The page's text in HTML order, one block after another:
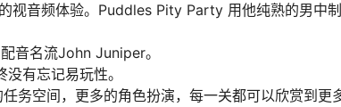
音频体验。Puddles Pity Party 用他纯熟的男中
音名流John Juniper。
有忘记易玩性。
空间，更多的角色扮演，每一关都可以欣赏到更